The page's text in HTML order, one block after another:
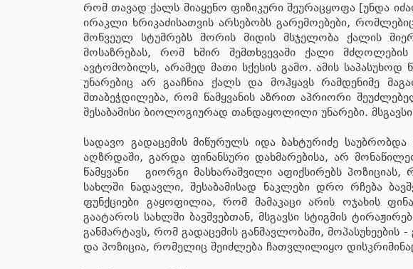
რომ თავად ქალს მიაყენო ფიზიკური შეურაცყოფა [უნდა
ირაკლი ხრიკაძისათვის არსებობს გარემოებები,
მოწვეულ სტუმრებს შორის მიდის მსჯელობა ქალის
მოსაზრებას, რომ ხშირ შემთხვევაში ქალი
ავტომობილს, არამედ მათი სქესის გამო. ამის
უნარებიც არ გააჩნია ქალს და მოჰყავს რამდენიმე
შთაბეჭდილება, რომ წამყვანის აზრით აპრიორი
შესაბამისი ბიოლოგიურად თანდაყოლილი უნარები.
სადავო გადაცემის მიწურულს იდა ბახტურიძე
აღზრდაში, გარდა ფინანსური დახმარებისა, არ
წამყვანი გიორგი მასხარაშვილი აფიქსირებს
სახლში ნადავლი, შესაბამისად ნაკლები დრო რჩება
ფუნქციები გაყოფილია, რომ მამაკაცი არის ოჯახის
გაატაროს სახლში ბავშვებთან, მსგავსი სტიგმის
განმარტავს, რომ გადაცემის განმავლობაში,
და პოზიცია, რომელიც შეიძლება ჩათვლილიყო